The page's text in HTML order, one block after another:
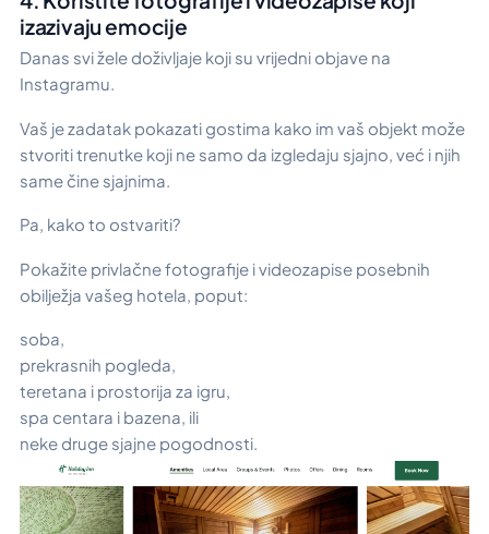
izazivaju emocije
Danas svi žele doživljaje koji su vrijedni objave na
Instagramu.
Vaš je zadatak pokazati gostima kako im vaš objekt može
stvoriti trenutke koji ne samo da izgledaju sjajno, već i njih
same čine sjajnima.
Pa, kako to ostvariti?
Pokažite privlačne fotografije i videozapise posebnih
obilježja vašeg hotela, poput:
soba,
prekrasnih pogleda,
teretana i prostorija za igru,
spa centara i bazena, ili
neke druge sjajne pogodnosti.